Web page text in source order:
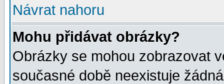
Návrat nahoru
Mohu přidávat obrázky?
Obrázky se mohou zobrazovat
současné době neexistuje